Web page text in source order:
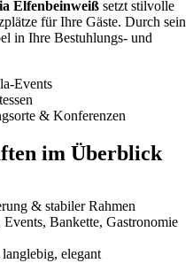
Elfenbeinweiß setzt stilvolle
für Ihre Gäste. Durch sein
in Ihre Bestuhlungs- und
Events
& Konferenzen
im Überblick
& stabiler Rahmen
Bankette, Gastronomie
elegant